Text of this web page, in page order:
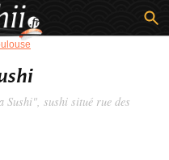
Sushi", sushi situé rue des